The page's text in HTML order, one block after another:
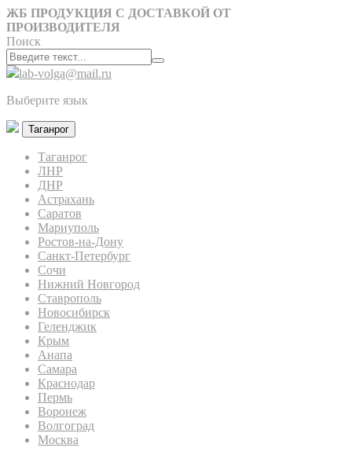
ЖБ ПРОДУКЦИЯ С ДОСТАВКОЙ ОТ
ПРОИЗВОДИТЕЛЯ
Поиск
lab-volga@mail.ru
Выберите язык
Таганрог
Таганрог
ЛНР
ДНР
Астрахань
Саратов
Мариуполь
Ростов-на-Дону
Санкт-Петербург
Сочи
Нижний Новгород
Ставрополь
Новосибирск
Геленджик
Крым
Анапа
Самара
Краснодар
Пермь
Воронеж
Волгоград
Москва